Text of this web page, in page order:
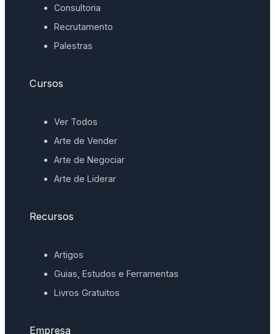
Consultoria
Recrutamento
Palestras
Cursos
Ver Todos
Arte de Vender
Arte de Negociar
Arte de Liderar
Recursos
Artigos
Guias, Estudos e Ferramentas
Livros Gratuitos
Empresa